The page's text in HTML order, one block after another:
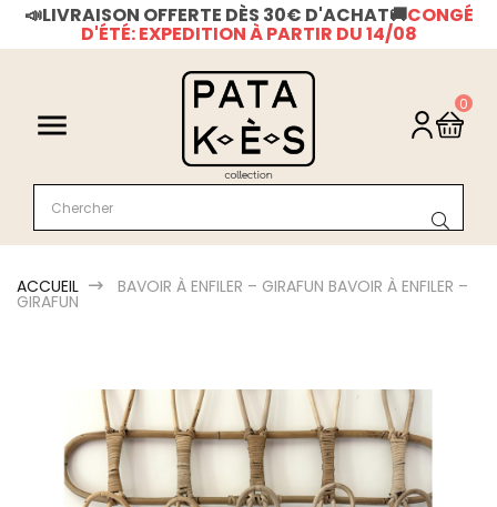
📣LIVRAISON OFFERTE DÈS 30€ D'ACHAT🚚CONGÉ
D'ÉTÉ: EXPEDITION À PARTIR DU 14/08

0
ACCUEIL BAVOIR À ENFILER – GIRAFUN BAVOIR À ENFILER –
GIRAFUN